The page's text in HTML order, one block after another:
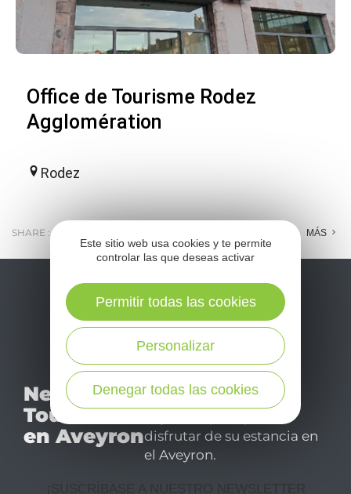
Office de Tourisme Rodez
Agglomération
Rodez
SHARE : MÁS
Newsletter
Tourismo
en Aveyron
No se pierda nuestro
mensual newsletter y
disfrutar de su estancia en
el Aveyron.
¡SUSCRÍBASE A NUESTRO NEWSLETTER
Este sitio web usa cookies y te permite
controlar las que deseas activar
Denegar todas las cookies
Personalizar
Permitir todas las cookies